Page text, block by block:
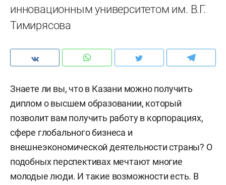
инновационным университетом им. В.Г.
Тимирясова
Знаете ли вы, что в Казани можно получить
диплом о высшем образовании, который
позволит вам получить работу в корпорациях,
сфере глобального бизнеса и
внешнеэкономической деятельности страны? О
подобных перспективах мечтают многие
молодые люди. И такие возможности есть. В